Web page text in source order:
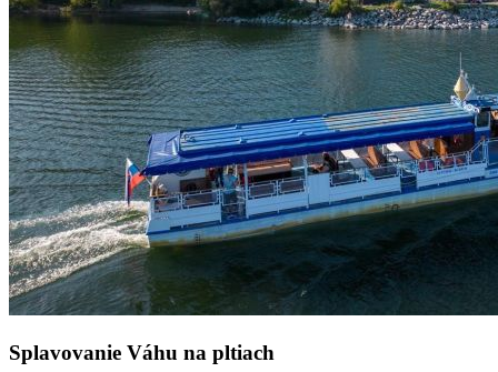
Splavovanie Váhu na pltiach